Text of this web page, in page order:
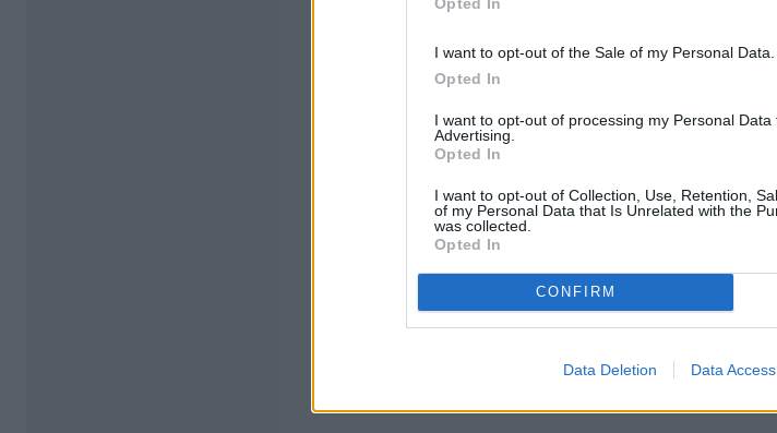
I want to opt-out of the Sale of my Personal Data.
Opted In
I want to opt-out of processing my Personal Data
Advertising.
Opted In
I want to opt-out of Collection, Use, Retention,
of my Personal Data that Is Unrelated with the
was collected.
Opted In
CONFIRM
Data Deletion Data Access